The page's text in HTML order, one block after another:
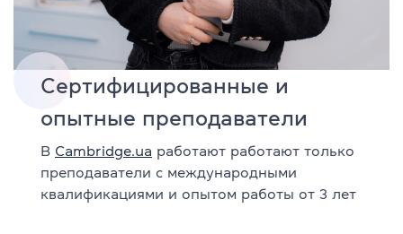
Сертифицированные и
опытные преподаватели
В Cambridge.ua работают работают только
преподаватели с международными
квалификациями и опытом работы от 3 лет